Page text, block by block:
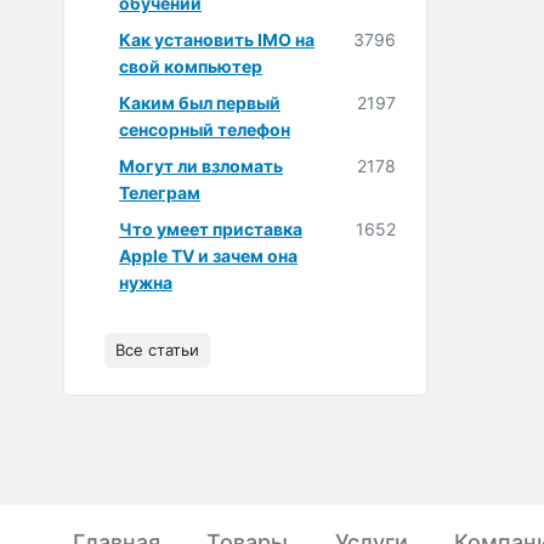
Как установить IMO на
свой компьютер
3796
Каким был первый
сенсорный телефон
2197
Могут ли взломать
Телеграм
2178
Что умеет приставка
Apple TV и зачем она
нужна
1652
Все статьи